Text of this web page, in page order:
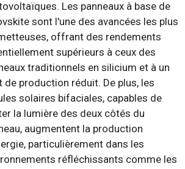
Les panneaux à base de
sont l'une des avancées les plus
offrant des rendements
supérieurs à ceux des
traditionnels en silicium et à un
de production réduit. De plus, les
solaires bifaciales, capables de
la lumière des deux côtés du
augmentent la production
particulièrement dans les
réfléchissants comme les